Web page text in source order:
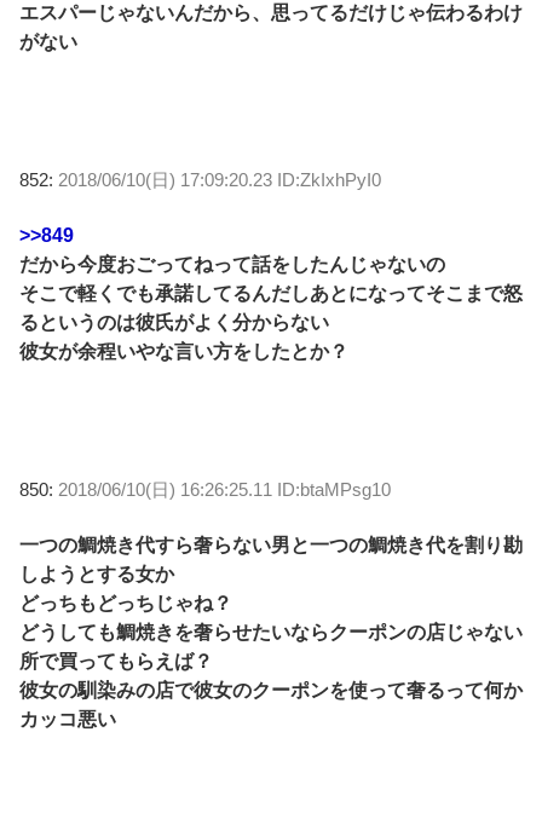
エスパーじゃないんだから、思ってるだけじゃ伝わるわけ
がない
852: 2018/06/10(日) 17:09:20.23 ID:ZkIxhPyI0
>>849
だから今度おごってねって話をしたんじゃないの
そこで軽くでも承諾してるんだしあとになってそこまで怒
るというのは彼氏がよく分からない
彼女が余程いやな言い方をしたとか？
850: 2018/06/10(日) 16:26:25.11 ID:btaMPsg10
一つの鯛焼き代すら奢らない男と一つの鯛焼き代を割り勘
しようとする女か
どっちもどっちじゃね？
どうしても鯛焼きを奢らせたいならクーポンの店じゃない
所で買ってもらえば？
彼女の馴染みの店で彼女のクーポンを使って奢るって何か
カッコ悪い